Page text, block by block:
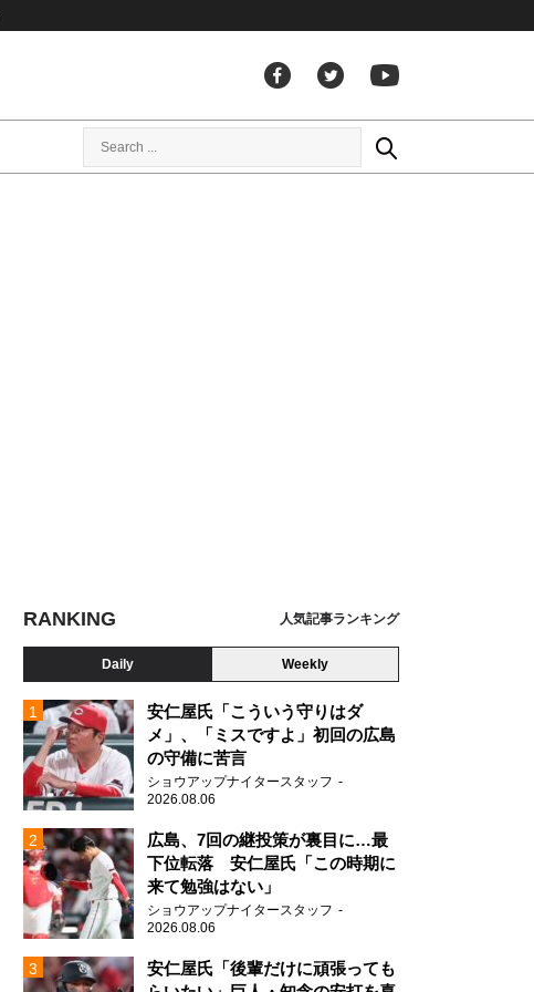
乃木坂46「四期生ライブ2020」
RANKING 人気記事ランキング
Daily Weekly
安仁屋氏「こういう守りはダ
メ」、「ミスですよ」初回の広島
の守備に苦言
ショウアップナイタースタッフ
2026.08.06
広島、7回の継投策が裏目に…最
下位転落 安仁屋氏「この時期に
来て勉強はない」
ショウアップナイタースタッフ
2026.08.06
安仁屋氏「後輩だけに頑張っても